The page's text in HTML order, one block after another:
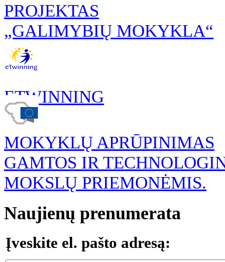
PROJEKTAS
„GALIMYBIŲ MOKYKLA“
ETWINNING
MOKYKLŲ APRŪPINIMAS
GAMTOS IR
MOKSLŲ PRIEMONĖMIS.
Naujienų prenumerata
Įveskite el. pašto adresą: